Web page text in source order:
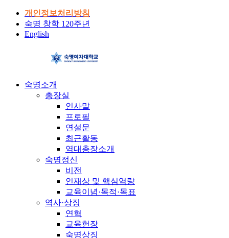
개인정보처리방침
숙명 창학 120주년
English
숙명소개
총장실
인사말
프로필
연설문
최근활동
역대총장소개
숙명정신
비전
인재상 및 핵심역량
교육이념·목적·목표
역사·상징
연혁
교육헌장
숙명상징